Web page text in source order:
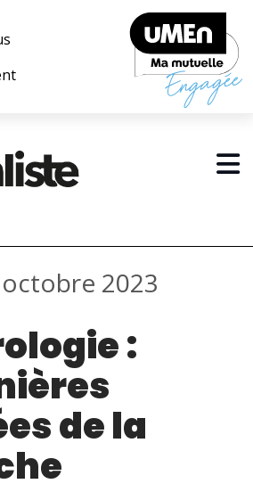
2023
:
de la